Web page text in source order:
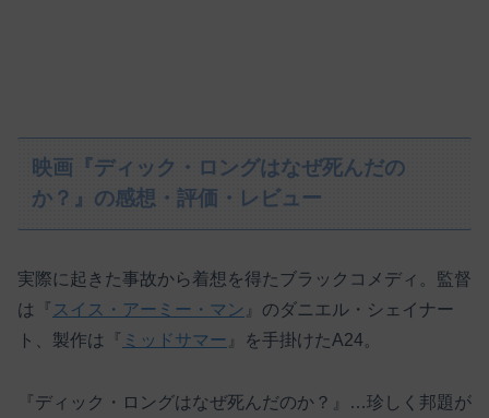
映画『ディック・ロングはなぜ死んだの
か？』の感想・評価・レビュー
実際に起きた事故から着想を得たブラックコメディ。監督
は『 スイス・アーミー・マン 』のダニエル・シェイナー
ト、製作は『 ミッドサマー 』を手掛けたA24。
『ディック・ロングはなぜ死んだのか？』…珍しく邦題が